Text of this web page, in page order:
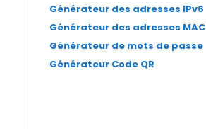
Générateur des adresses IPv6
Générateur des adresses MAC
Générateur de mots de passe
Générateur Code QR